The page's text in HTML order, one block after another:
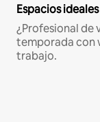
Espacios
¿Profesional de
temporada con
trabajo.